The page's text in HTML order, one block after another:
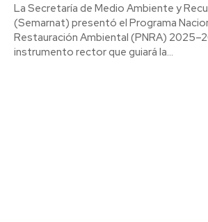
La Secretaría de Medio Ambiente y
(Semarnat) presentó el Programa
Restauración Ambiental (PNRA)
instrumento rector que guiará la...